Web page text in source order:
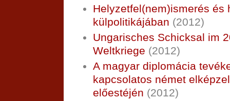
Helyzetfel(nem)ismerés
külpolitikájában (2012)
Ungarisches Schicksal im
Weltkriege (2012)
A magyar diplomácia
kapcsolatos német
előestéjén (2012)